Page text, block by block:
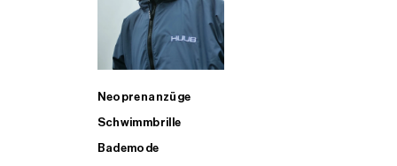
Neoprenanzüge
Schwimmbrille
Bademode